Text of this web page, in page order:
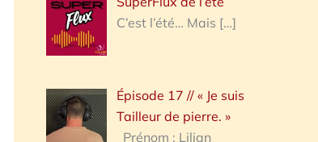
C’est l’été… Mais […]
Épisode 17 // « Je suis
Tailleur de pierre. »
Prénom : Lilian